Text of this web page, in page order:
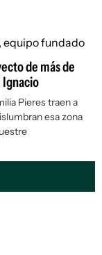
de más de
Ignacio
Pieres traen a
esa zona